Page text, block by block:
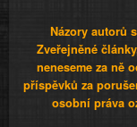
Názory autorů
Zveřejněné
neneseme za ně
příspěvků za
osobní práva